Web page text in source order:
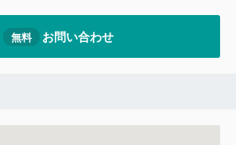
無料 お問い合わせ